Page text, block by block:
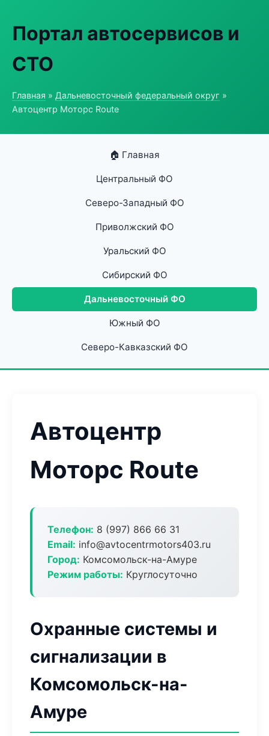
Портал автосервисов и
СТО
Главная » Дальневосточный федеральный округ »
Автоцентр Моторс Route
🏠 Главная
Центральный ФО
Северо-Западный ФО
Приволжский ФО
Уральский ФО
Сибирский ФО
Дальневосточный ФО
Южный ФО
Северо-Кавказский ФО
Автоцентр
Моторс Route
Телефон: 8 (997) 866 66 31
Email: info@avtocentrmotors403.ru
Город: Комсомольск-на-Амуре
Режим работы: Круглосуточно
Охранные системы и
сигнализации в
Комсомольск-на-
Амуре